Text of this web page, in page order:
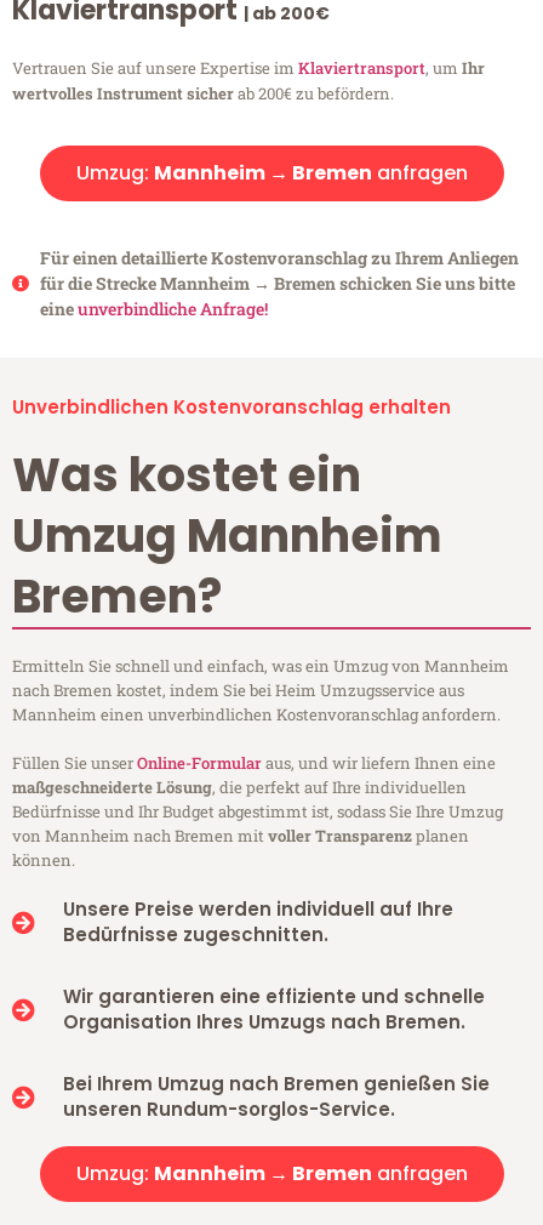
Klaviertransport | ab 200€
Vertrauen Sie auf unsere Expertise im Klaviertransport, um Ihr
wertvolles Instrument sicherab 200€ zu befördern.
Umzug: Mannheim → Bremen anfragen
Für einen detaillierte Kostenvoranschlag zu Ihrem Anliegen
für die Strecke Mannheim → Bremen schicken Sie uns bitte
eineunverbindliche Anfrage!
Unverbindlichen Kostenvoranschlag erhalten
Was kostet ein
Umzug Mannheim
Bremen?
Ermitteln Sie schnell und einfach, was ein Umzug von Mannheim
nach Bremen kostet, indem Sie bei Heim Umzugsservice aus
Mannheim einen unverbindlichen Kostenvoranschlag anfordern.
Füllen Sie unserOnline-Formularaus, und wir liefern Ihnen eine
maßgeschneiderte Lösung, die perfekt auf Ihre individuellen
Bedürfnisse und Ihr Budget abgestimmt ist, sodass Sie Ihre Umzug
von Mannheim nach Bremen mitvoller Transparenzplanen
können.
Unsere Preise werden individuell auf Ihre
Bedürfnisse zugeschnitten.
Wir garantieren eine effiziente und schnelle
Organisation Ihres Umzugs nach Bremen.
Bei Ihrem Umzug nach Bremen genießen Sie
unseren Rundum-sorglos-Service.
Umzug: Mannheim → Bremen anfragen